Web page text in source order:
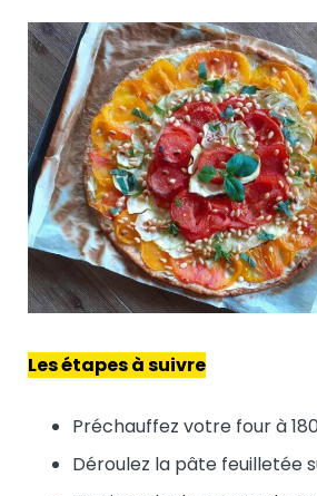
Les étapes à suivre
Préchauffez votre four à
Déroulez la pâte feuilletée